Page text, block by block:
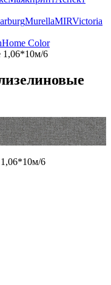
MurellaMIRVictoria
Home Color
1,06*10м/6
6